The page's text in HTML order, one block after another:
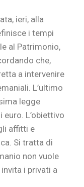
ieri, alla
i tempi
al Patrimonio,
che,
a intervenire
L’ultimo
legge
L’obiettivo
affitti e
Si tratta di
non vuole
i privati a